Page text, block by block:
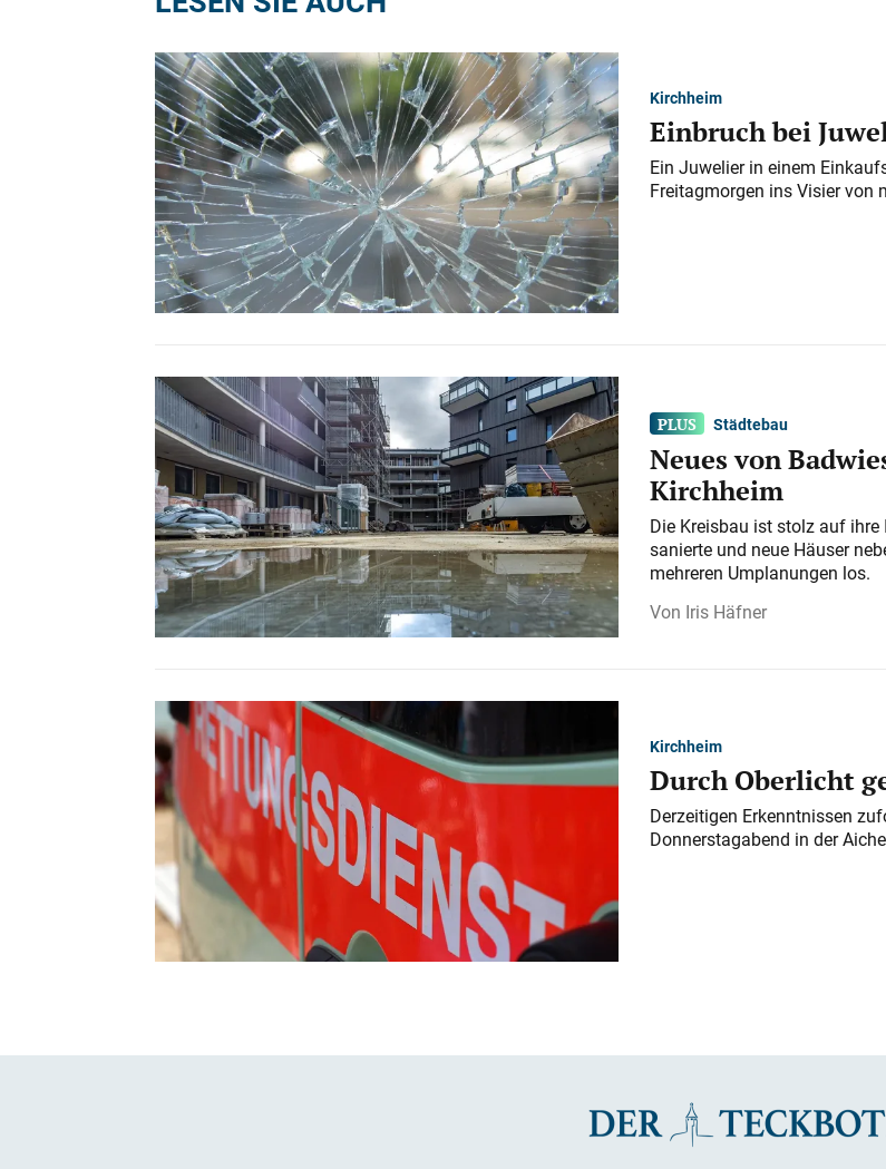
Kirchheim
Einbruch bei
Ein Juwelier in einem
Freitagmorgen ins Visier von
Städtebau
Neues von
Kirchheim
Die Kreisbau ist stolz auf ihre
sanierte und neue Häuser
mehreren Umplanungen los.
Iris Häfner
Kirchheim
Durch Oberlicht
Derzeitigen Erkenntnissen
Donnerstagabend in der